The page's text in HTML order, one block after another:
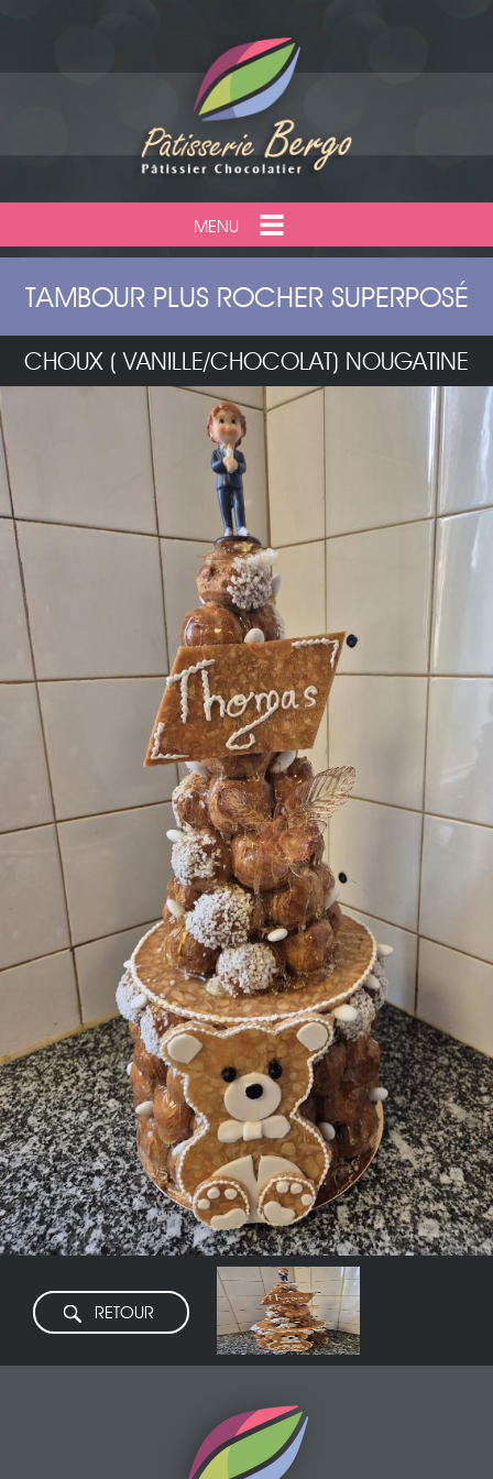
MENU
TAMBOUR PLUS ROCHER SUPERPOSÉ
CHOUX ( VANILLE/CHOCOLAT) NOUGATINE
RETOUR